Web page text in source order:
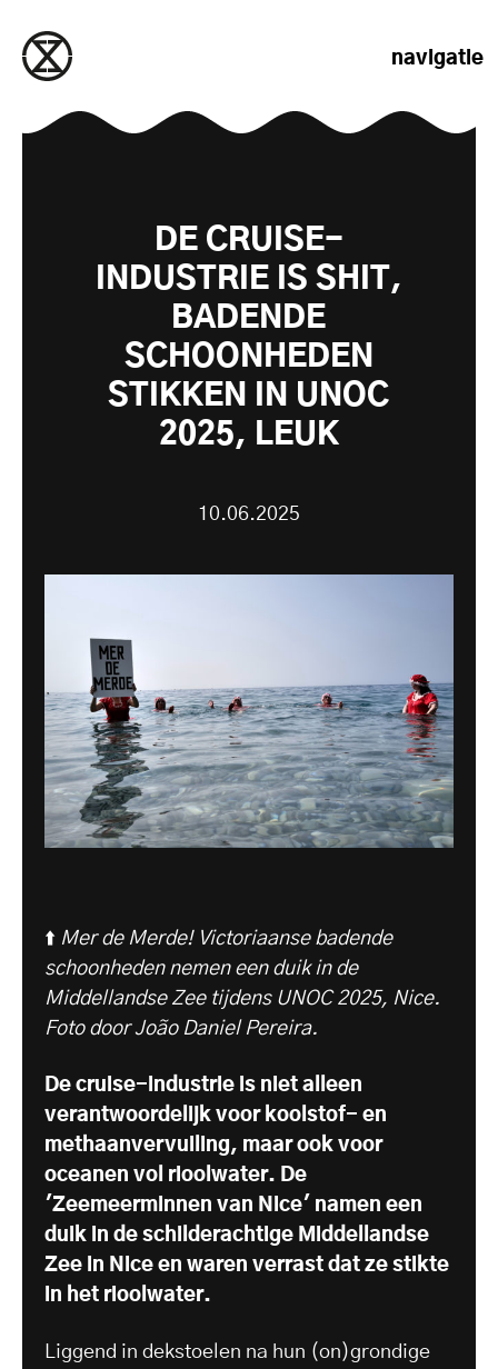
navigatie
DE CRUISE-
INDUSTRIE IS SHIT,
BADENDE
SCHOONHEDEN
STIKKEN IN UNOC
2025, LEUK
10.06.2025
⬆️ Mer de Merde! Victoriaanse badende
schoonheden nemen een duik in de
Middellandse Zee tijdens UNOC 2025, Nice.
Foto door João Daniel Pereira.
De cruise-industrie is niet alleen
verantwoordelijk voor koolstof- en
methaanvervuiling, maar ook voor
oceanen vol rioolwater. De
'Zeemeerminnen van Nice' namen een
duik in de schilderachtige Middellandse
Zee in Nice en waren verrast dat ze stikte
in het rioolwater.
Liggend in dekstoelen na hun (on)grondige